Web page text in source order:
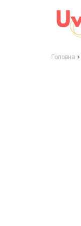
Головна >